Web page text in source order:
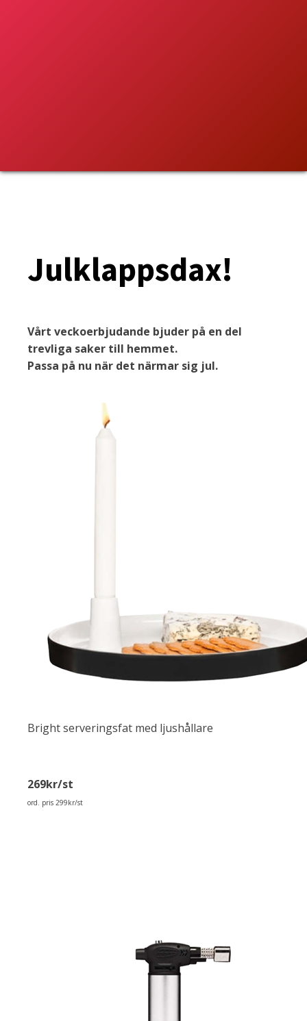
Julklappsdax!
Vårt veckoerbjudande bjuder på en del
trevliga saker till hemmet.
Passa på nu när det närmar sig jul.
Bright serveringsfat med ljushållare
269kr/st
ord. pris 299kr/st